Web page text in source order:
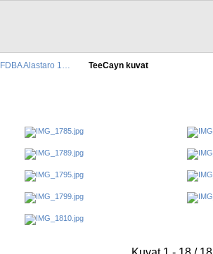
FDBA Alastaro 1… TeeCayn kuvat